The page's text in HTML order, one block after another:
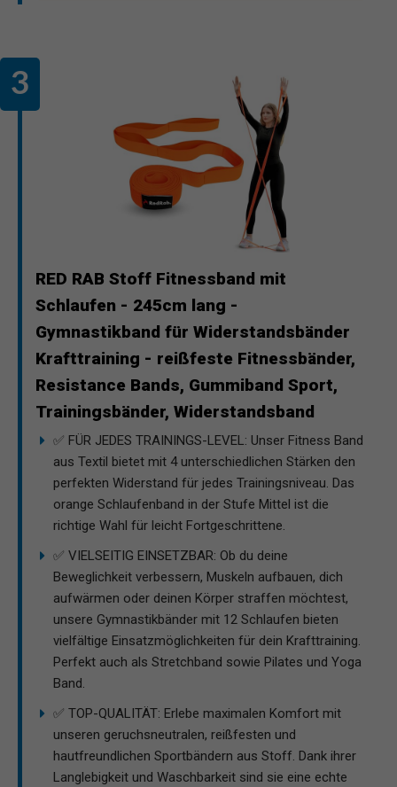
RED RAB Stoff Fitnessband mit
Schlaufen - 245cm lang -
Gymnastikband für Widerstandsbänder
Krafttraining - reißfeste Fitnessbänder,
Resistance Bands, Gummiband Sport,
Trainingsbänder, Widerstandsband
✅ FÜR JEDES TRAININGS-LEVEL: Unser Fitness Band
aus Textil bietet mit 4 unterschiedlichen Stärken den
perfekten Widerstand für jedes Trainingsniveau. Das
orange Schlaufenband in der Stufe Mittel ist die
richtige Wahl für leicht Fortgeschrittene.
✅ VIELSEITIG EINSETZBAR: Ob du deine
Beweglichkeit verbessern, Muskeln aufbauen, dich
aufwärmen oder deinen Körper straffen möchtest,
unsere Gymnastikbänder mit 12 Schlaufen bieten
vielfältige Einsatzmöglichkeiten für dein Krafttraining.
Perfekt auch als Stretchband sowie Pilates und Yoga
Band.
✅ TOP-QUALITÄT: Erlebe maximalen Komfort mit
unseren geruchsneutralen, reißfesten und
hautfreundlichen Sportbändern aus Stoff. Dank ihrer
Langlebigkeit und Waschbarkeit sind sie eine echte